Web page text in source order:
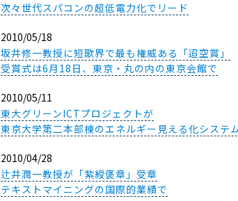
次々世代スパコンの超低電力化でリード
2010/05/18
坂井修一教授に短歌界で最も権威ある「迢空賞」
受賞式は6月18日、東京・丸の内の東京会館で
2010/05/11
東大グリーンICTプロジェクトが
東京大学第二本部棟のエネルギー見える化システ
2010/04/28
辻井潤一教授が「紫綬褒章」受章
テキストマイニングの国際的業績で